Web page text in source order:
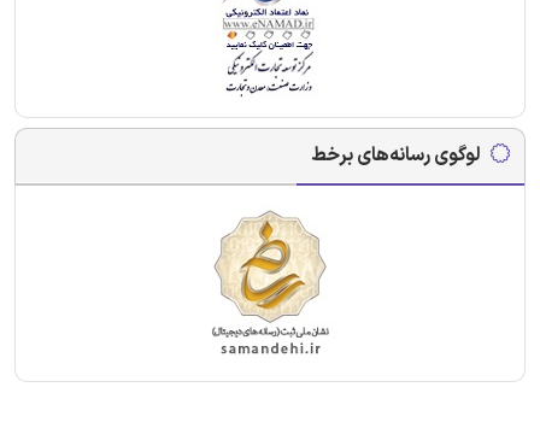
لوگوی رسانه‌های برخط